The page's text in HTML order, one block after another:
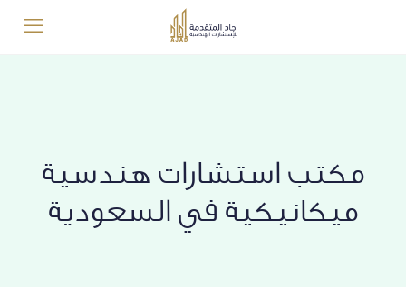
مكتب استشارات هندسية
ميكانيكية في السعودية